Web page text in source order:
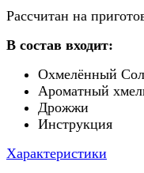
Рассчитан на
В состав входит:
Охмелённый
Ароматный
Дрожжи
Инструкция
Характеристики